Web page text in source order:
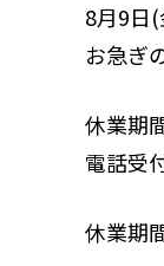
8月9日
お急ぎ
休業期
電話受
休業期